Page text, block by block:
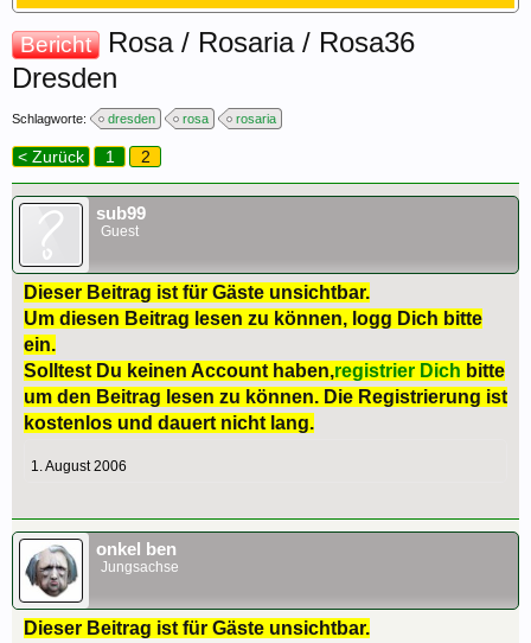
Bericht
Rosa / Rosaria / Rosa36
Dresden
Schlagworte: dresden rosa rosaria
< Zurück 1 2
sub99
Guest
Dieser Beitrag ist für Gäste unsichtbar.
Um diesen Beitrag lesen zu können, logg Dich bitte
ein.
Solltest Du keinen Account haben,registrier Dich bitte
um den Beitrag lesen zu können. Die Registrierung ist
kostenlos und dauert nicht lang.
1. August 2006
onkel ben
Jungsachse
Dieser Beitrag ist für Gäste unsichtbar.